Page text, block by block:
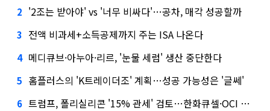
2 '2조는 받아야' vs '너무 비싸다'…공차, 매각 성공할까
3 전액 비과세+소득공제까지 주는 ISA 나온다
4 메디큐브·아누아·리르, '눈물 세럼' 생산 중단한다
5 홈플러스의 'K트레이더조' 계획…성공 가능성은 '글쎄'
6 트럼프, 폴리실리콘 '15% 관세' 검토…한화큐셀·OCI 영향은?